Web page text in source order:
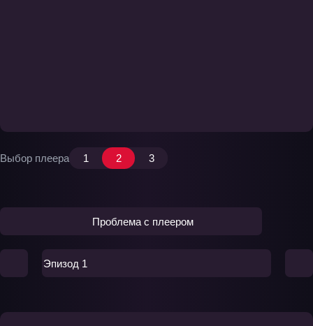
Выбор плеера 1 2 3
Проблема с плеером
Эпизод 1